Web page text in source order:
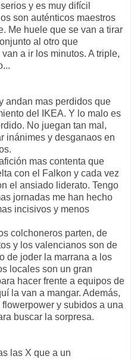
y es muy difícil
son auténticos maestros
Me huele que se van a tirar
al otro que
a ir los minutos. A triple,
andan mas perdidos que
del IKEA. Y lo malo es
No juegan tan mal,
inánimes y desganaos en
mas contenta que
con el Falkon y cada vez
el ansiado liderato. Tengo
jornadas me han hecho
incisivos y menos
colchoneros parten, de
y los valencianos son de
de joder la marrana a los
locales son un gran
hacer frente a equipos de
la van a mangar. Además,
y subidos a una
buscar la sorpresa.
las X que a un